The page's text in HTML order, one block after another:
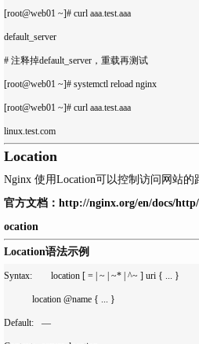
[root@web01 ~]# curl aaa.test.aaa
default_server
# 注释掉default_server，重载再测试
[root@web01 ~]# systemctl reload nginx
[root@web01 ~]# curl aaa.test.aaa
Location
Nginx 使用Location可以控制访问网站的
官方文档： http://nginx.org/en/docs/
ocation
Location语法示例
Syntax:	    location [ = | ~ | ~* | ^~ ] uri { ... }
Default:	—